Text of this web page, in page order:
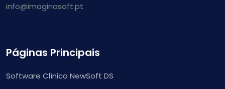
info@imaginasoft.pt
Páginas Principais
Software Clínico NewSoft DS